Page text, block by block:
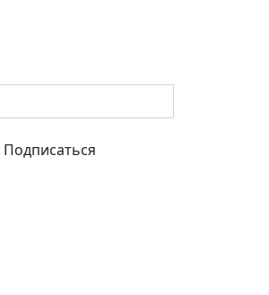
Подписаться